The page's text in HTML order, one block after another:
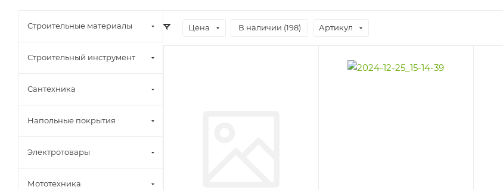
Цена В наличии (198) Артикул
Строительные материалы
Строительный инструмент
Сантехника
Напольные покрытия
Электротовары
Мототехника